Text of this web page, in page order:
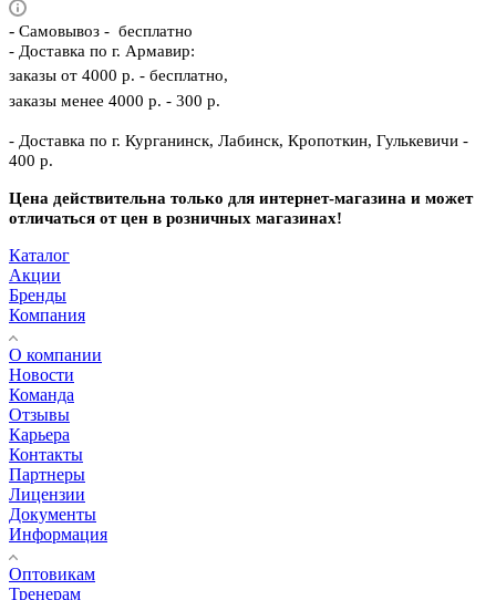
- Самовывоз - бесплатно
- Доставка по г. Армавир:
заказы от 4000 р. - бесплатно,
заказы менее 4000 р. - 300 р.
- Доставка по г. Курганинск, Лабинск, Кропоткин, Гулькевичи -
400 р.
Цена действительна только для интернет-магазина и может
отличаться от цен в розничных магазинах!
Каталог
Акции
Бренды
Компания
О компании
Новости
Команда
Отзывы
Карьера
Контакты
Партнеры
Лицензии
Документы
Информация
Оптовикам
Тренерам